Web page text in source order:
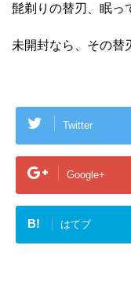
髭剃りの替刃、眠っ
未開封なら、その替
Twitter
Google+
B! はてブ